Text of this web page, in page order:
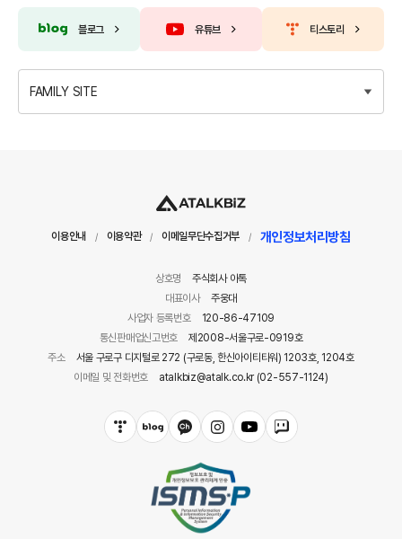
블로그 유튜브 티스토리
FAMILY SITE
이용안내 / 이용약관 / 이메일무단수집거부 / 개인정보처리방침
상호명
주식회사 아톡
대표이사
주웅대
사업자 등록번호
120-86-47109
통신판매업신고번호
제2008-서울구로-0919호
주소
서울 구로구 디지털로 272 (구로동, 한신아이티타워) 1203호, 1204호
이메일 및 전화번호
atalkbiz@atalk.co.kr (02-557-1124)